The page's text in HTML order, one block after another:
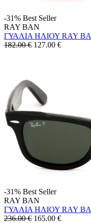
-31% Best Seller
RAY BAN
ΓΥΑΛΙΑ ΗΛΙΟΥ RAY
182.00 € 127.00 €
-31% Best Seller
RAY BAN
ΓΥΑΛΙΑ ΗΛΙΟΥ RAY
236.00 € 165.00 €